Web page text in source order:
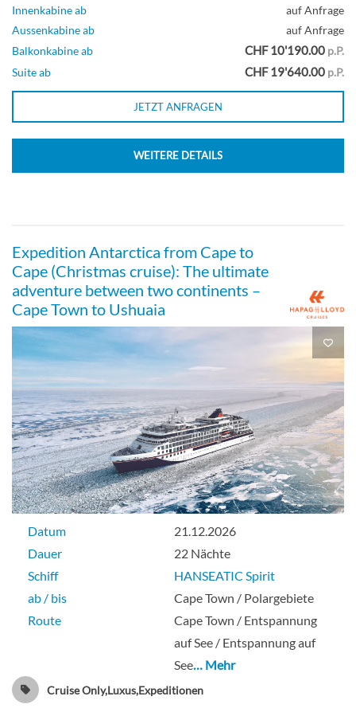
Innenkabine ab
auf Anfrage
Aussenkabine ab
auf Anfrage
Balkonkabine ab
CHF 10'190.00 p.P.
Suite ab
CHF 19'640.00 p.P.
JETZT ANFRAGEN
WEITERE DETAILS
Expedition Antarctica from Cape to
Cape (Christmas cruise): The ultimate
adventure between two continents –
Cape Town to Ushuaia
Datum
21.12.2026
Dauer
22 Nächte
Schiff
HANSEATIC Spirit
ab / bis
Cape Town / Polargebiete
Route
Cape Town / Entspannung
auf See / Entspannung auf
See… Mehr
Cruise Only,Luxus,Expeditionen